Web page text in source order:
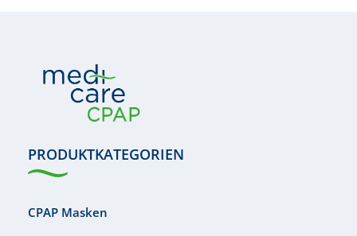
PRODUKTKATEGORIEN
CPAP Masken